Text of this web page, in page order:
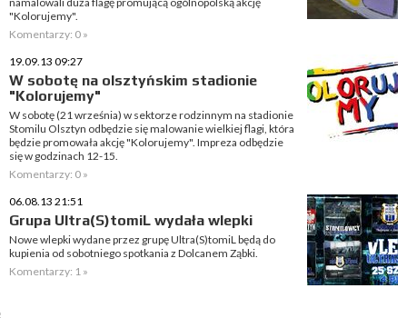
"Kolorujemy".
Komentarzy: 0 »
19.09.13 09:27
W sobotę na olsztyńskim stadionie
"Kolorujemy"
W sobotę (21 września) w sektorze rodzinnym na stadionie
Stomilu Olsztyn odbędzie się malowanie wielkiej flagi, która
będzie promowała akcję "Kolorujemy". Impreza odbędzie
się w godzinach 12-15.
Komentarzy: 0 »
06.08.13 21:51
Grupa Ultra(S)tomiL wydała wlepki
Nowe wlepki wydane przez grupę Ultra(S)tomiL będą do
kupienia od sobotniego spotkania z Dolcanem Ząbki.
Komentarzy: 1 »